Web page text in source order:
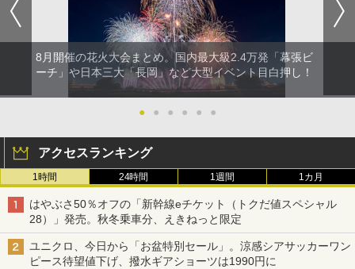
8月開催の花火大会まとめ。国内最大級2.4万発「幕張ビ
ーチ」や日本三大「長岡」など大型イベント目白押し！
● ● ● ● ● ●
アクセスランキング
1時間 24時間 1週間 1カ月
はやぶさ50％オフの「新幹線eチケット（トクだ値スペシャル
28）」発売。秋冬乗車分、えきねっと限定
ユニクロ、今日から「お盆特別セール」。涼感シアサッカーワン
ピース待望値下げ、撥水ギアショーツは1990円に